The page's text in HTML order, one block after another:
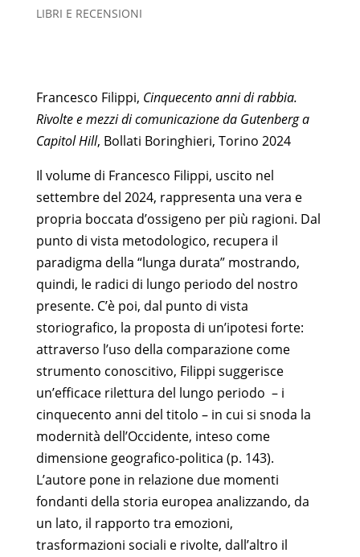
LIBRI E RECENSIONI
Francesco Filippi, Cinquecento anni di rabbia.
Rivolte e mezzi di comunicazione da Gutenberg a
Capitol Hill, Bollati Boringhieri, Torino 2024
Il volume di Francesco Filippi, uscito nel
settembre del 2024, rappresenta una vera e
propria boccata d’ossigeno per più ragioni. Dal
punto di vista metodologico, recupera il
paradigma della “lunga durata” mostrando,
quindi, le radici di lungo periodo del nostro
presente. C’è poi, dal punto di vista
storiografico, la proposta di un’ipotesi forte:
attraverso l’uso della comparazione come
strumento conoscitivo, Filippi suggerisce
un’efficace rilettura del lungo periodo – i
cinquecento anni del titolo – in cui si snoda la
modernità dell’Occidente, inteso come
dimensione geografico-politica (p. 143).
L’autore pone in relazione due momenti
fondanti della storia europea analizzando, da
un lato, il rapporto tra emozioni,
trasformazioni sociali e rivolte, dall’altro il